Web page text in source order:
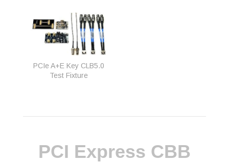
PCIe A+E Key CLB5.0
Test Fixture
PCI Express CBB